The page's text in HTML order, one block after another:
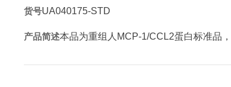
货号UA040175-STD
产品简述本品为重组人MCP-1/CCL2蛋白标准品